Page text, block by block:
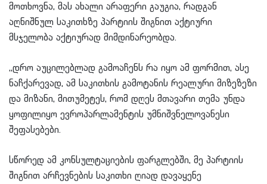
მოთხოვნა, მას ახალი არაფერი გაუგია, რადგან
აღნიშნულ საკითხზე პარტიის შიგნით აქტიური
მსჯელობა აქტიურად მიმდინარეობდა.
,,დრო აუცილებლად გამოაჩენს რა იყო ამ ფორმით, ასე
ნაჩქარევად, ამ საკითხის გამოტანის რეალური მიზეზეზი
და მიზანი, მითუმეტეს, რომ დღეს მთავარი თემა უნდა
ყოფილიყო ევროპარლამენტის უმნიშვნელოვანესი
შეფასებები.
სწორედ ამ კონსულტაციების ფარგლებში, მე პარტიის
შიგნით არჩევნების საკითხი ღიად დავაყენე